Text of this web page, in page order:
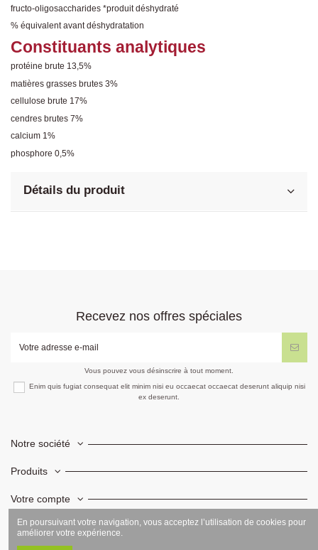
fructo-oligosaccharides *produit déshydraté
% équivalent avant déshydratation
Constituants analytiques
protéine brute 13,5%
matières grasses brutes 3%
cellulose brute 17%
cendres brutes 7%
calcium 1%
phosphore 0,5%
Détails du produit
Recevez nos offres spéciales
Vous pouvez vous désinscrire à tout moment.
Enim quis fugiat consequat elit minim nisi eu occaecat occaecat deserunt aliquip nisi
ex deserunt.
Notre société
Produits
Votre compte
Informations
En poursuivant votre navigation, vous acceptez l’utilisation de cookies pour
améliorer votre expérience.